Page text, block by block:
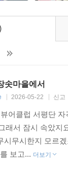
도 못 했다.
서
랐다. 말을 하면
있던 자리에는
누군가 있는 것
솟마을에서
2026-05-22 신고
어클럽 서평단
래서 잠시 속았지
시무시한지 모르
보고... 더보기